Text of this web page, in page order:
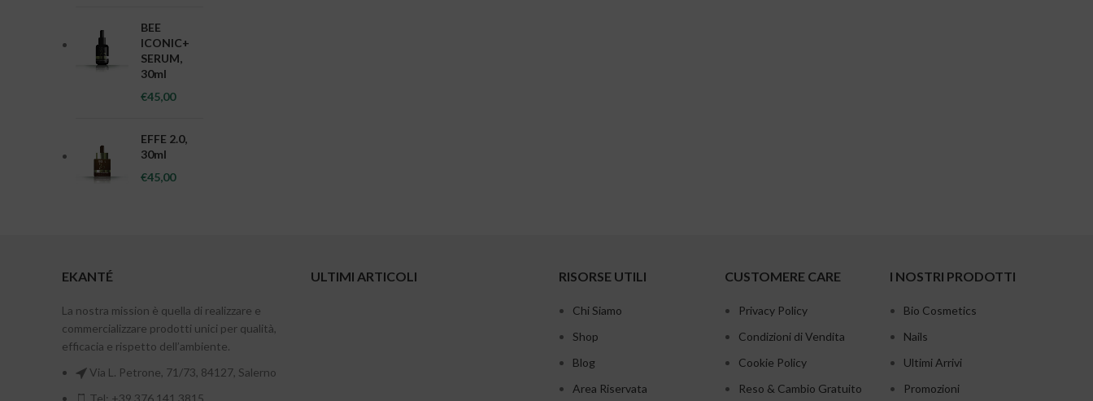
BEE
ICONIC+
SERUM,
30ml
€45,00
EFFE 2.0,
30ml
€45,00
EKANTÉ
La nostra mission è quella di realizzare e
commercializzare prodotti unici per qualità,
efficacia e rispetto dell’ambiente.
Via L. Petrone, 71/73, 84127, Salerno
Tel: +39 376 141 3815
ULTIMI ARTICOLI RISORSE UTILI
Chi Siamo
Shop
Blog
Area Riservata
CUSTOMERE CARE
Privacy Policy
Condizioni di Vendita
Cookie Policy
Reso & Cambio Gratuito
I NOSTRI PRODOTTI
Bio Cosmetics
Nails
Ultimi Arrivi
Promozioni